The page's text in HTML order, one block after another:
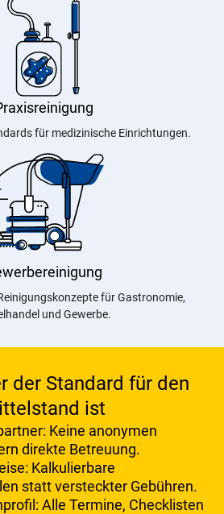
für medizinische Einrichtungen.
für Gastronomie,
und Gewerbe.
der Standard für den
ist
Keine anonymen
direkte Betreuung.
Kalkulierbare
statt versteckter Gebühren.
Alle Termine, Checklisten